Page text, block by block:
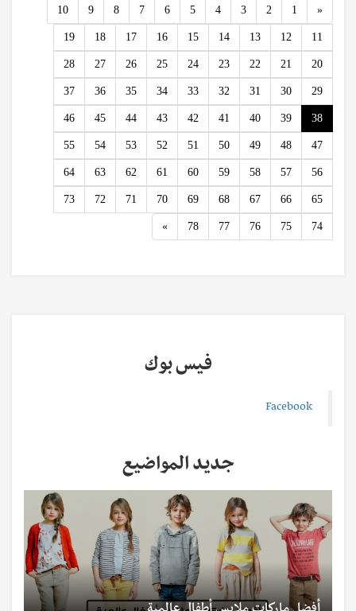
«
Previous
1
2
3
4
5
6
7
8
9
10
11
12
13
14
15
16
17
18
19
20
21
22
23
24
25
26
27
28
29
30
31
32
33
34
35
36
37
38
39
40
41
42
43
44
45
46
47
48
49
50
51
52
53
54
55
56
57
58
59
60
61
62
63
64
65
66
67
68
69
70
71
72
73
74
75
76
77
78
»
Next
فيس بوك
Facebook
جديد المواضيع